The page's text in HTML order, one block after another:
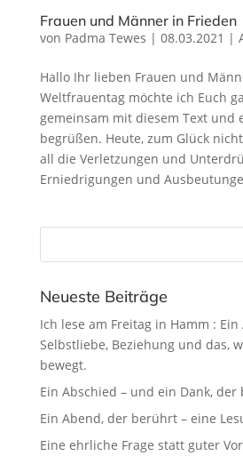
Frauen und Männer in Frieden
von Padma Tewes | 08.03.2021 |
Hallo Ihr lieben Frauen und
Weltfrauentag möchte ich Euch
gemeinsam mit diesem Text und
begrüßen. Heute, zum Glück
all die Verletzungen und
Erniedrigungen und
Neueste Beiträge
Ich lese am Freitag in Hamm :
Selbstliebe, Beziehung und das,
bewegt.
Ein Abschied – und ein Dank, der
Ein Abend, der berührt – eine
Eine ehrliche Frage statt guter